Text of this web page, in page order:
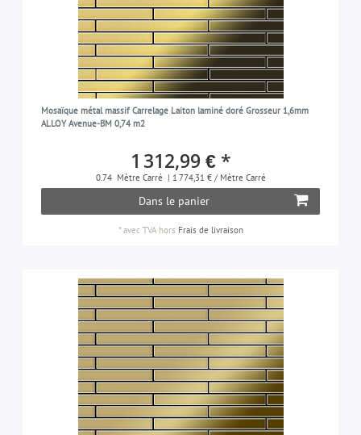
Mosaïque métal massif Carrelage Laiton laminé doré Grosseur 1,6mm
ALLOY Avenue-BM 0,74 m2
1 312,99 € *
0.74 Mètre Carré | 1 774,31 € / Mètre Carré
Dans le panier
*avec TVAhors Frais de livraison